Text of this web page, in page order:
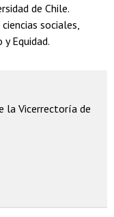
de Chile.
sociales,
Equidad.
la Vicerrectoría de